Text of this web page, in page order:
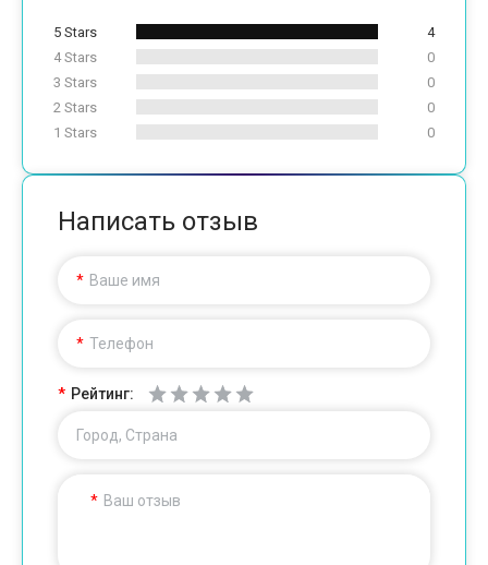
5 Stars
4
4 Stars
0
3 Stars
0
2 Stars
0
1 Stars
0
Написать отзыв
Ваше имя
Телефон
Рейтинг:
Город, Страна
Ваш отзыв